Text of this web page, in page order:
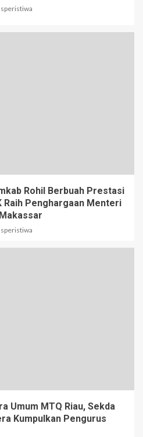
Rohil Berbuah Prestasi
Raih Penghargaan Menteri
Umum MTQ Riau, Sekda
Kumpulkan Pengurus